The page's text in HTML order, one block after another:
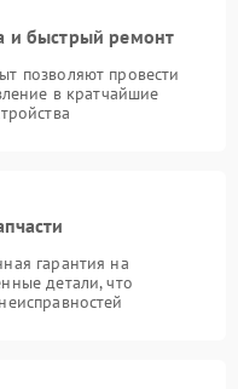
и быстрый ремонт
позволяют провести
в кратчайшие
гарантия на
детали, что